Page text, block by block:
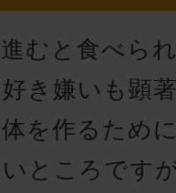
むと食べら
き嫌いも顕
を作るため
ところです